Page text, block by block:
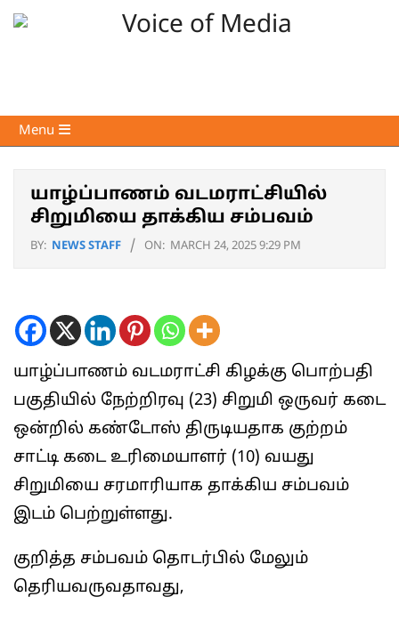
Skip
Voice
of
Primary
Navigation
Menu
யாழ்ப்பாணம் வடமராட்சியில்
சிறுமியை தாக்கிய சம்பவம்
BY: NEWS STAFF ON: MARCH 24, 2025 9:29 PM
யாழ்ப்பாணம் வடமராட்சி கிழக்கு பொற்பதி
பகுதியில் நேற்றிரவு (23) சிறுமி ஒருவர் கடை
ஒன்றில் கண்டோஸ் திருடியதாக குற்றம்
சாட்டி கடை உரிமையாளர் (10) வயது
சிறுமியை சரமாரியாக தாக்கிய சம்பவம்
இடம் பெற்றுள்ளது.
குறித்த சம்பவம் தொடர்பில் மேலும்
தெரியவருவதாவது,